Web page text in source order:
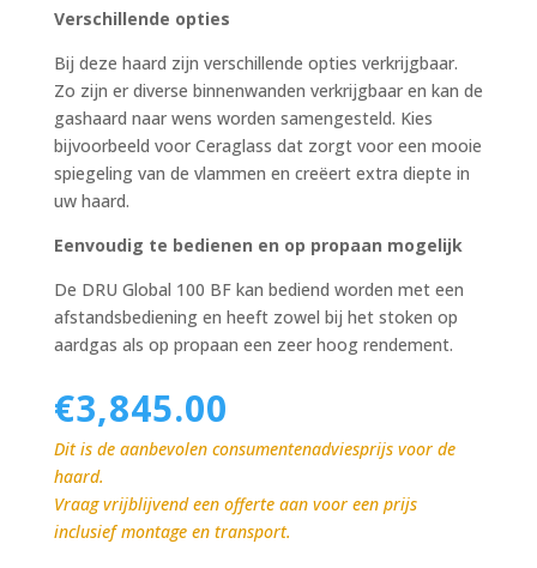
Verschillende opties
Bij deze haard zijn verschillende opties verkrijgbaar.
Zo zijn er diverse binnenwanden verkrijgbaar en kan de
gashaard naar wens worden samengesteld. Kies
bijvoorbeeld voor Ceraglass dat zorgt voor een mooie
spiegeling van de vlammen en creëert extra diepte in
uw haard.
Eenvoudig te bedienen en op propaan mogelijk
De DRU Global 100 BF kan bediend worden met een
afstandsbediening en heeft zowel bij het stoken op
aardgas als op propaan een zeer hoog rendement.
€3,845.00
Dit is de aanbevolen consumentenadviesprijs voor de
haard.
Vraag vrijblijvend een offerte aan voor een prijs
inclusief montage en transport.